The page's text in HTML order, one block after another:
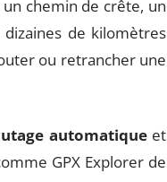
chemin de crête, un
de kilomètres
ou retrancher une
automatiqueet
GPX Explorer de